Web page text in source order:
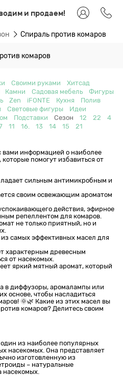
и продаем!
Спираль против комаров
комаров
Своими руками
Хитсад
Камни Садовая мебель
Фигуры
Zen iFONTE Кухня
Полив
Световые фигуры
Идеи
Подставки Сезон 12 22
4
11 16. 13 14 15 21
вами информацией о наиболее
помогут избавиться от
сильным антимикробным и
своим освежающим ароматом
действия, эфирное
репеллентом для комаров.
не только приятный, но и
самых эффективных масел для
характерным древесным
от насекомых.
яркий мятный аромат, который
в диффузоры, аромалампы или
основе, чтобы насладиться
🌞🌿 Какие из этих масел вы
комаров? Делитесь своим
из наиболее популярных
насекомых. Она представляет
изготовленную из
– натуральные